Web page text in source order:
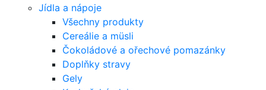
Jídla a nápoje
Všechny produkty
Cereálie a müsli
Čokoládové a ořechové pomazánky
Doplňky stravy
Gely